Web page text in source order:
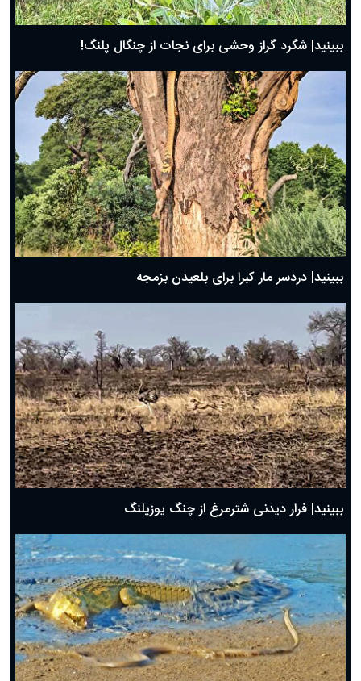
ببینید| شگرد گراز وحشی برای نجات از چنگال پلنگ!
ببینید| دردسر مار کبرا برای بلعیدن بزمجه
ببینید| فرار دیدنی شترمرغ از چنگ یوزپلنگ